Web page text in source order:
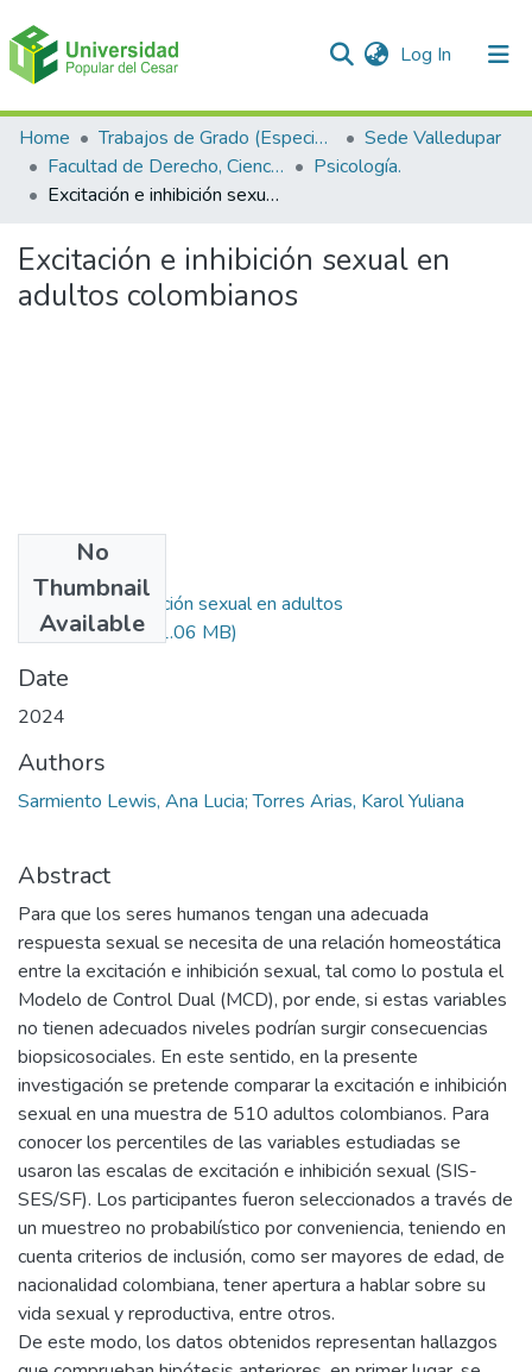
Log In (current)
Communities & Collections
All of DSpace
Home Trabajos de Grado (Especializaciones y Pregrados)
Sede Valledupar
Facultad de Derecho, Ciencias Políticas y Sociales.
Psicología.
Excitación e inhibición sexual en adultos colombianos
Excitación e inhibición sexual en
adultos colombianos
No
Thumbnail
Available
Excitación e Inhibición sexual en adultos
colombianos.pdf
(1.06 MB)
Date
2024
Authors
Sarmiento Lewis, Ana Lucia; Torres Arias, Karol Yuliana
Abstract
Para que los seres humanos tengan una adecuada
respuesta sexual se necesita de una relación homeostática
entre la excitación e inhibición sexual, tal como lo postula el
Modelo de Control Dual (MCD), por ende, si estas variables
no tienen adecuados niveles podrían surgir consecuencias
biopsicosociales. En este sentido, en la presente
investigación se pretende comparar la excitación e inhibición
sexual en una muestra de 510 adultos colombianos. Para
conocer los percentiles de las variables estudiadas se
usaron las escalas de excitación e inhibición sexual (SIS-
SES/SF). Los participantes fueron seleccionados a través de
un muestreo no probabilístico por conveniencia, teniendo en
cuenta criterios de inclusión, como ser mayores de edad, de
nacionalidad colombiana, tener apertura a hablar sobre su
vida sexual y reproductiva, entre otros.
De este modo, los datos obtenidos representan hallazgos